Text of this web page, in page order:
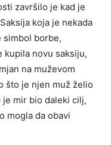
završilo je kad je
koja je nekada
simbol borbe,
kupila novu saksiju,
na muževom
što je njen muž želio
mir bio daleki cilj,
mogla da obavi